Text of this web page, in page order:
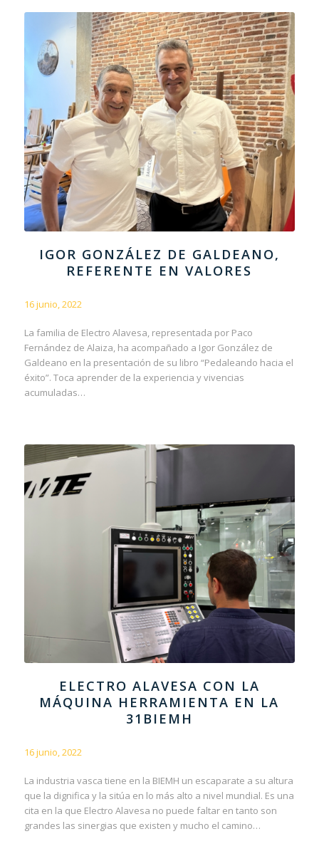
IGOR GONZÁLEZ DE GALDEANO,
REFERENTE EN VALORES
16 junio, 2022
La familia de Electro Alavesa, representada por Paco
Fernández de Alaiza, ha acompañado a Igor González de
Galdeano en la presentación de su libro “Pedaleando hacia el
éxito”. Toca aprender de la experiencia y vivencias
acumuladas…
ELECTRO ALAVESA CON LA
MÁQUINA HERRAMIENTA EN LA
31BIEMH
16 junio, 2022
La industria vasca tiene en la BIEMH un escaparate a su altura
que la dignifica y la sitúa en lo más alto a nivel mundial. Es una
cita en la que Electro Alavesa no puede faltar en tanto son
grandes las sinergias que existen y mucho el camino…